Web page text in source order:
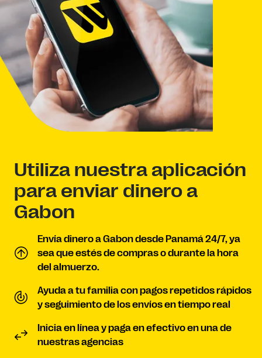
Utiliza nuestra aplicación
para enviar dinero a
Gabon
Envía dinero a Gabon desde Panamá 24/7, ya
sea que estés de compras o durante la hora
del almuerzo.
Ayuda a tu familia con pagos repetidos rápidos
y seguimiento de los envíos en tiempo real
Inicia en línea y paga en efectivo en una de
nuestras agencias